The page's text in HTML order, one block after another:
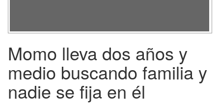
Momo lleva dos años y
medio buscando familia y
nadie se fija en él